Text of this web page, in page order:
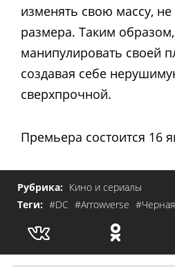
изменять свою массу,
размера. Таким
манипулировать своей
создавая себе
сверхпрочной.
Премьера состоится 16
Рубрика: Кино и сериалы
Теги: #DC #Arrowverse